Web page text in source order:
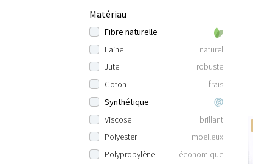
Matériau
Fibre naturelle
Laine
naturel
Jute
robuste
Coton
frais
Synthétique
Viscose
brillant
Polyester
moelleux
Polypropylène
économique